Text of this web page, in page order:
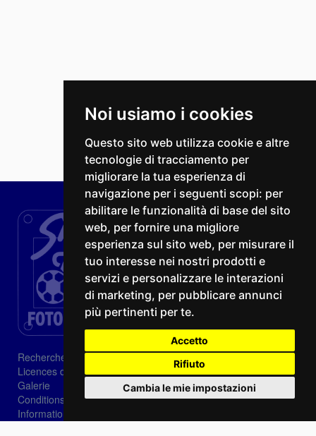
Noi usiamo i cookies
Questo sito web utilizza cookie e altre
tecnologie di tracciamento per
migliorare la tua esperienza di
navigazione per i seguenti scopi: per
abilitare le funzionalità di base del sito
web, per fornire una migliore
esperienza sul sito web, per misurare il
tuo interesse nei nostri prodotti e
servizi e personalizzare le interazioni
di marketing, per pubblicare annunci
più pertinenti per te.
Accetto
Rifiuto
Cambia le mie impostazioni
Recherche
Licences d'image
Galerie
Conditions de vente
Informations sur les cookies